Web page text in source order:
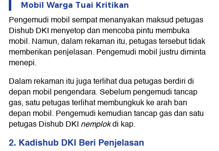
Mobil Warga Tuai Kritikan
Pengemudi mobil sempat menanyakan maksud petugas
Dishub DKI menyetop dan mencoba pintu membuka
mobil. Namun, dalam rekaman itu, petugas tersebut tidak
memberikan penjelasan. Pengemudi mobil justru diminta
menepi.
Dalam rekaman itu juga terlihat dua petugas berdiri di
depan mobil pengendara. Sebelum pengemudi tancap
gas, satu petugas terlihat membungkuk ke arah ban
depan mobil. Pengemudi kemudian tancap gas dan satu
petugas Dishub DKInemplokdi kap.
2. Kadishub DKI Beri Penjelasan